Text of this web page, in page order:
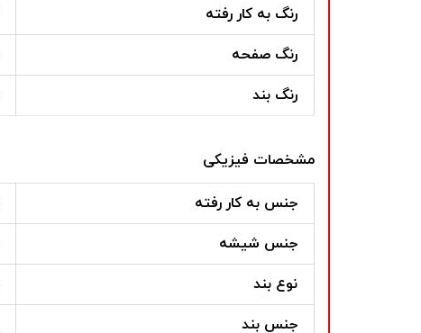
رنگ به کار رفته
رنگ صفحه
رنگ بند
مشخصات فیزیکی
جنس به کار رفته
جنس شیشه
نوع بند
جنس بند